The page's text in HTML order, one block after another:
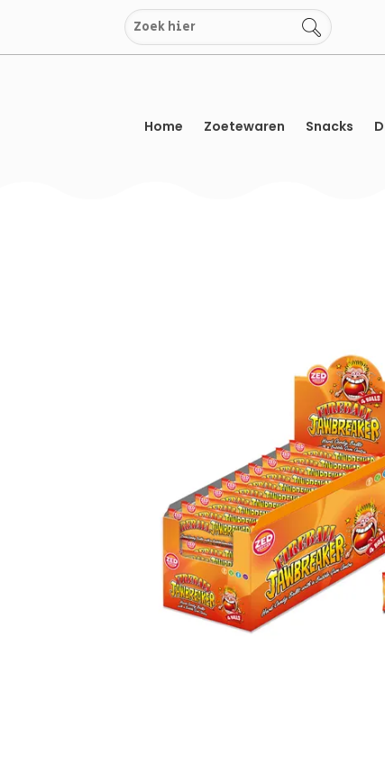
inhoud
Home Zoetewaren Snacks